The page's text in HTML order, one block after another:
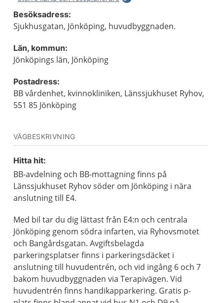
Besöksadress:
Sjukhusgatan, Jönköping, huvudbyggnaden.
Län, kommun:
Jönköpings län, Jönköping
Postadress:
BB vårdenhet, kvinnokliniken, Länssjukhuset Ryhov,
551 85 Jönköping
VÄGBESKRIVNING
Hitta hit:
BB-avdelning och BB-mottagning finns på
Länssjukhuset Ryhov söder om Jönköping i nära
anslutning till E4.
Med bil tar du dig lättast från E4:n och centrala
Jönköping genom södra infarten, via Ryhovsmotet
och Bangårdsgatan. Avgiftsbelagda
parkeringsplatser finns i parkeringsdäcket i
anslutning till huvudentrén, och vid ingång 6 och 7
bakom huvudbyggnaden via Terapivägen. Vid
huvudentrén finns handikapparkering. Gratis p-